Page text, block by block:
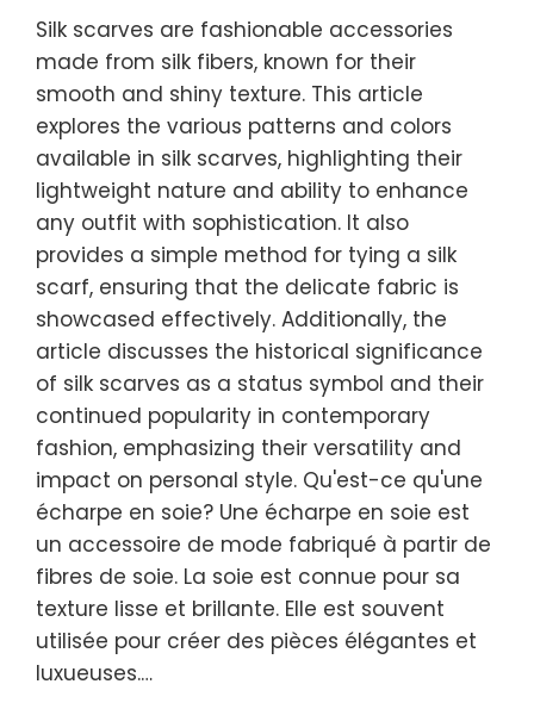
Silk scarves are fashionable accessories
made from silk fibers, known for their
smooth and shiny texture. This article
explores the various patterns and colors
available in silk scarves, highlighting their
lightweight nature and ability to enhance
any outfit with sophistication. It also
provides a simple method for tying a silk
scarf, ensuring that the delicate fabric is
showcased effectively. Additionally, the
article discusses the historical significance
of silk scarves as a status symbol and their
continued popularity in contemporary
fashion, emphasizing their versatility and
impact on personal style. Qu'est-ce qu'une
écharpe en soie? Une écharpe en soie est
un accessoire de mode fabriqué à partir de
fibres de soie. La soie est connue pour sa
texture lisse et brillante. Elle est souvent
utilisée pour créer des pièces élégantes et
luxueuses.…